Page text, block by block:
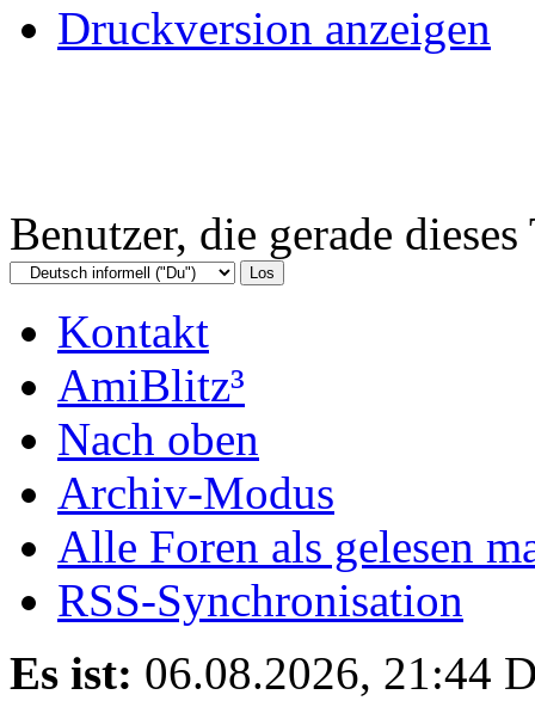
Druckversion anzeigen
Benutzer, die gerade
Kontakt
AmiBlitz³
Nach oben
Archiv-Modus
Alle Foren als gelesen
RSS-Synchronisation
Es ist: 06.08.2026, 21:44